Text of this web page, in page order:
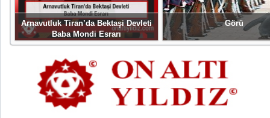
Arnavutluk Tiran’da Bektaşi Devleti
Baba Mondi Esrarı
Görü